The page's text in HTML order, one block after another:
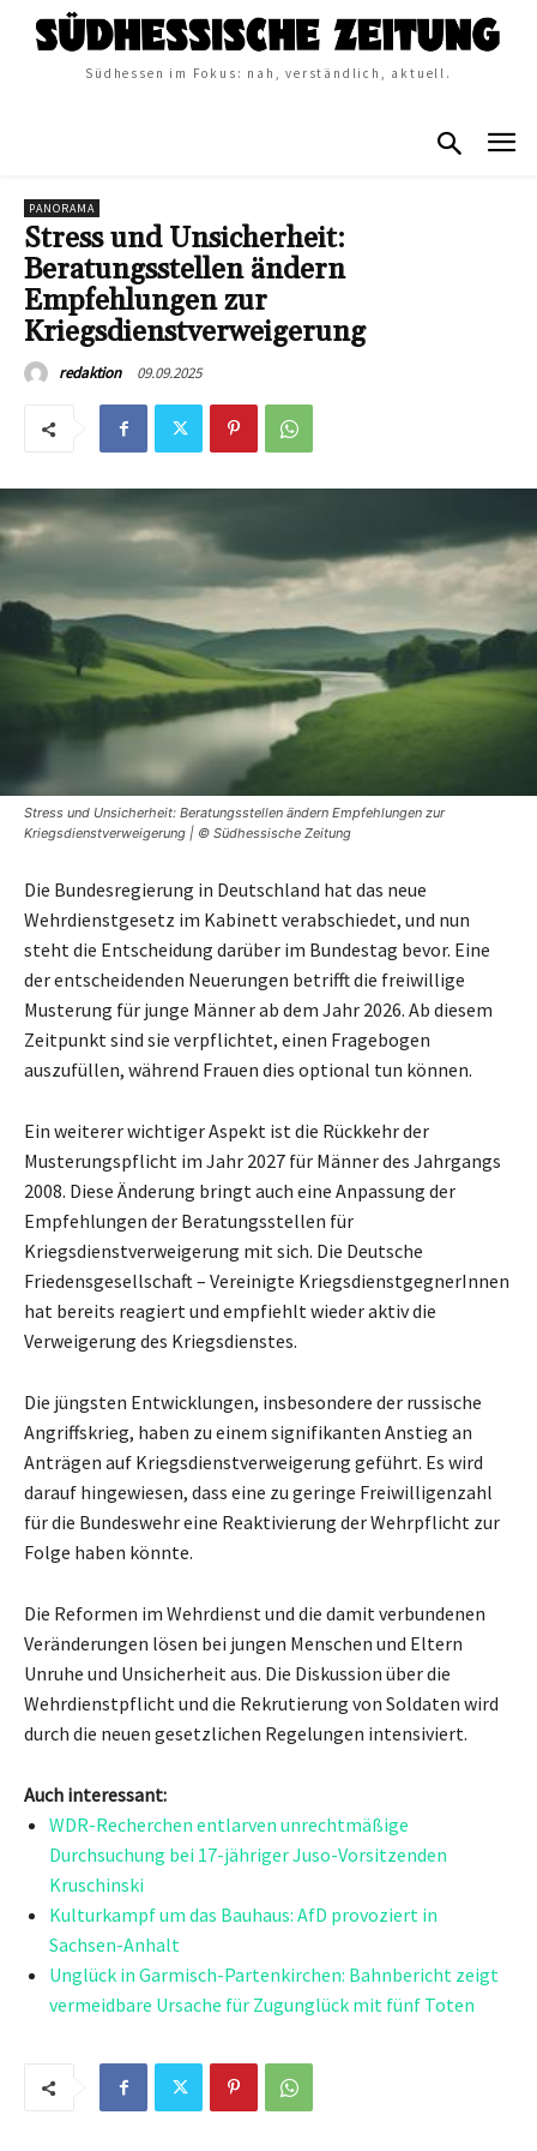
Südhessen im Fokus: nah, verständlich, aktuell.
PANORAMA
Stress und Unsicherheit:
Beratungsstellen ändern
Empfehlungen zur
Kriegsdienstverweigerung
redaktion 09.09.2025
Stress und Unsicherheit: Beratungsstellen ändern Empfehlungen zur
Kriegsdienstverweigerung | © Südhessische Zeitung
Die Bundesregierung in Deutschland hat das neue
Wehrdienstgesetz im Kabinett verabschiedet, und nun
steht die Entscheidung darüber im Bundestag bevor. Eine
der entscheidenden Neuerungen betrifft die freiwillige
Musterung für junge Männer ab dem Jahr 2026. Ab diesem
Zeitpunkt sind sie verpflichtet, einen Fragebogen
auszufüllen, während Frauen dies optional tun können.
Ein weiterer wichtiger Aspekt ist die Rückkehr der
Musterungspflicht im Jahr 2027 für Männer des Jahrgangs
2008. Diese Änderung bringt auch eine Anpassung der
Empfehlungen der Beratungsstellen für
Kriegsdienstverweigerung mit sich. Die Deutsche
Friedensgesellschaft – Vereinigte KriegsdienstgegnerInnen
hat bereits reagiert und empfiehlt wieder aktiv die
Verweigerung des Kriegsdienstes.
Die jüngsten Entwicklungen, insbesondere der russische
Angriffskrieg, haben zu einem signifikanten Anstieg an
Anträgen auf Kriegsdienstverweigerung geführt. Es wird
darauf hingewiesen, dass eine zu geringe Freiwilligenzahl
für die Bundeswehr eine Reaktivierung der Wehrpflicht zur
Folge haben könnte.
Die Reformen im Wehrdienst und die damit verbundenen
Veränderungen lösen bei jungen Menschen und Eltern
Unruhe und Unsicherheit aus. Die Diskussion über die
Wehrdienstpflicht und die Rekrutierung von Soldaten wird
durch die neuen gesetzlichen Regelungen intensiviert.
Auch interessant:
WDR-Recherchen entlarven unrechtmäßige
Durchsuchung bei 17-jähriger Juso-Vorsitzenden
Kruschinski
Kulturkampf um das Bauhaus: AfD provoziert in
Sachsen-Anhalt
Unglück in Garmisch-Partenkirchen: Bahnbericht zeigt
vermeidbare Ursache für Zugunglück mit fünf Toten